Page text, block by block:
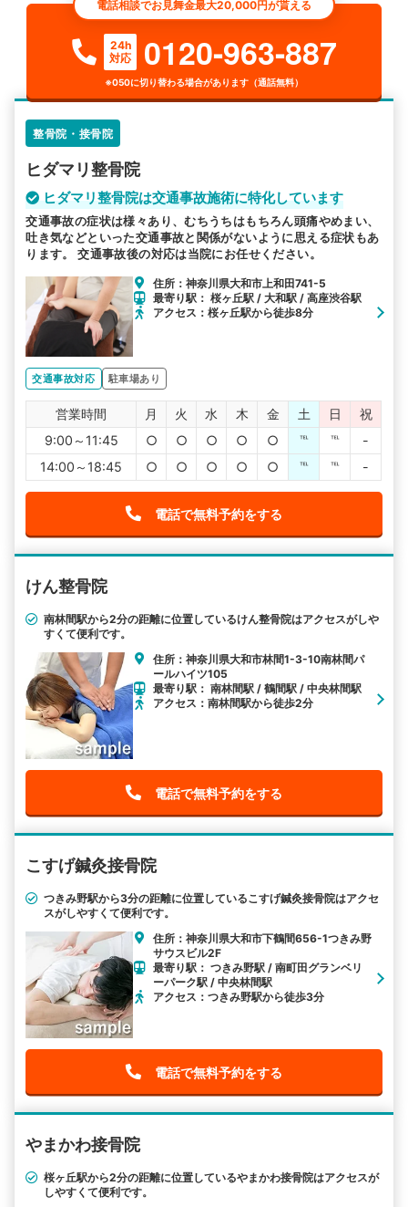
電話相談でお見舞金最大20,000円が貰える
24h
対応
0120-963-887
※050に切り替わる場合があります（通話無料）
整骨院・接骨院
ヒダマリ整骨院
ヒダマリ整骨院は交通事故施術に特化しています
交通事故の症状は様々あり、むちうちはもちろん頭痛やめまい、
吐き気などといった交通事故と関係がないように思える症状もあ
ります。 交通事故後の対応は当院にお任せください。
住所：神奈川県大和市上和田741-5
最寄り駅： 桜ヶ丘駅 / 大和駅 / 高座渋谷駅
アクセス：桜ヶ丘駅から徒歩8分
交通事故対応 駐車場あり
営業時間 月 火 水 木 金 土 日
祝
9:00～11:45
○ ○ ○ ○ ○ ℡ ℡
-
14:00～18:45
○ ○ ○ ○ ○ ℡ ℡ -
電話で無料予約をする
けん整骨院
南林間駅から2分の距離に位置しているけん整骨院はアクセスがしや
すくて便利です。
住所：神奈川県大和市林間1-3-10南林間パ
ールハイツ105
最寄り駅： 南林間駅 / 鶴間駅 / 中央林間駅
アクセス：南林間駅から徒歩2分
電話で無料予約をする
こすげ鍼灸接骨院
つきみ野駅から3分の距離に位置しているこすげ鍼灸接骨院はアクセ
スがしやすくて便利です。
住所：神奈川県大和市下鶴間656-1つきみ野
サウスビル2F
最寄り駅： つきみ野駅 / 南町田グランベリ
ーパーク駅 / 中央林間駅
アクセス：つきみ野駅から徒歩3分
電話で無料予約をする
やまかわ接骨院
桜ヶ丘駅から2分の距離に位置しているやまかわ接骨院はアクセスが
しやすくて便利です。